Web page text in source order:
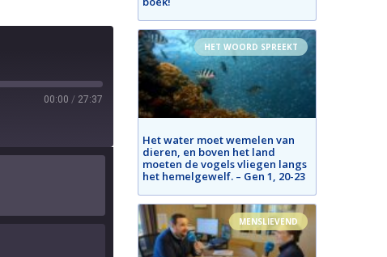
00:00 / 27:37
HET WOORD SPREEKT
Het water moet wemelen van
dieren, en boven het land
moeten de vogels vliegen langs
het hemelgewelf. – Gen 1, 20-23
MENSLIEVEND